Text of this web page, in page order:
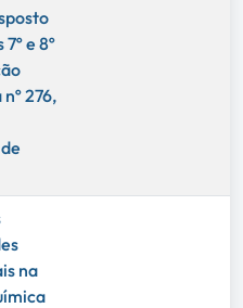
e 8º
276,
na